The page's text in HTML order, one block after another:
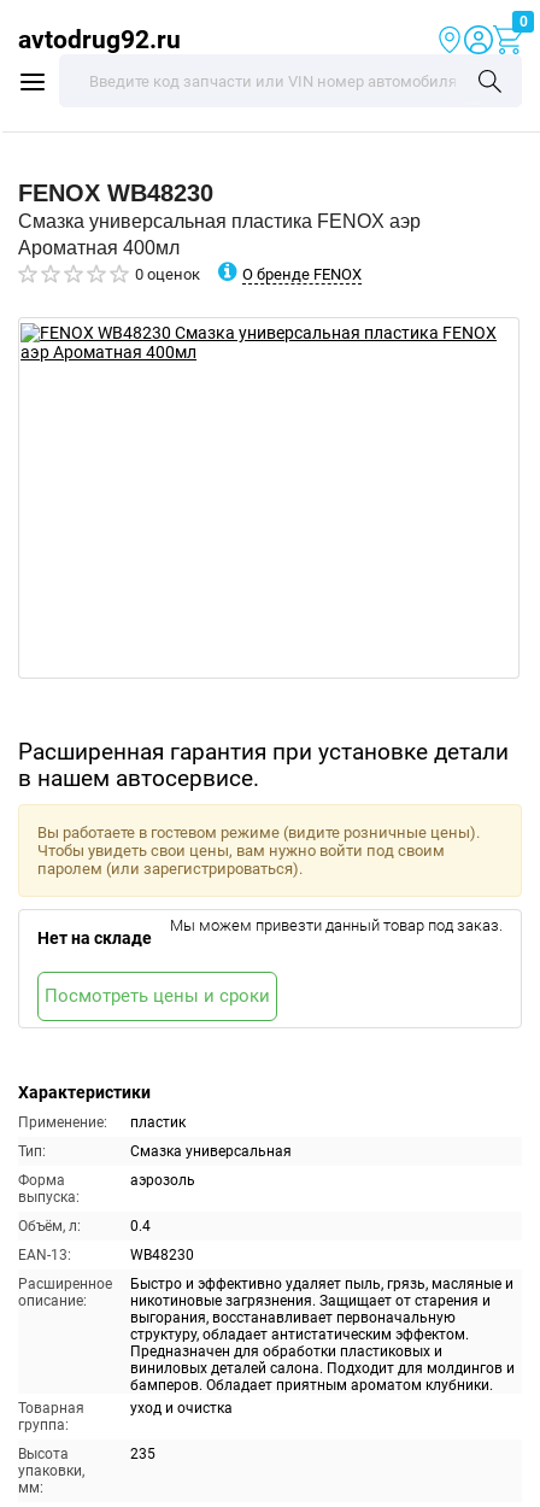
avtodrug92.ru
0
FENOX WB48230
Смазка универсальная пластика FENOX аэр
Ароматная 400мл
0 оценок О бренде FENOX
Расширенная гарантия при установке детали
в нашем автосервисе.
Характеристики
Применение:
пластик
Тип:
Смазка универсальная
Форма
выпуска:
аэрозоль
Объём, л:
0.4
EAN-13:
WB48230
Расширенное
описание:
Быстро и эффективно удаляет пыль, грязь, масляные и
никотиновые загрязнения. Защищает от старения и
выгорания, восстанавливает первоначальную
структуру, обладает антистатическим эффектом.
Предназначен для обработки пластиковых и
виниловых деталей салона. Подходит для молдингов и
бамперов. Обладает приятным ароматом клубники.
Товарная
группа:
уход и очистка
Высота
упаковки,
мм:
235
Вы работаете в гостевом режиме (видите розничные цены).
Чтобы увидеть свои цены, вам нужно войти под своим
паролем (или зарегистрироваться).
Нет на складе
Мы можем привезти данный товар под заказ.
Посмотреть цены и сроки